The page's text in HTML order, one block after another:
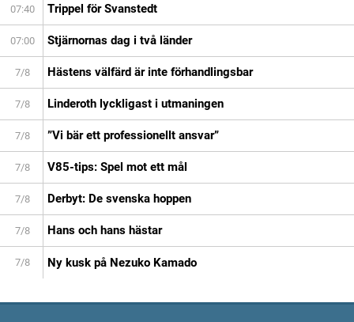
07:40 Trippel för Svanstedt
07:00 Stjärnornas dag i två länder
7/8 Hästens välfärd är inte förhandlingsbar
7/8 Linderoth lyckligast i utmaningen
7/8 ”Vi bär ett professionellt ansvar”
7/8 V85-tips: Spel mot ett mål
7/8 Derbyt: De svenska hoppen
7/8 Hans och hans hästar
7/8 Ny kusk på Nezuko Kamado